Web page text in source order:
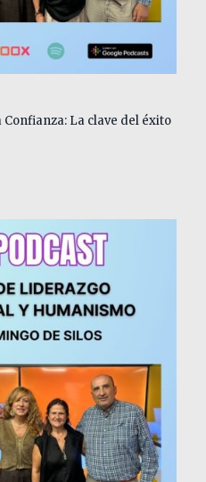
Confianza: La clave del éxito